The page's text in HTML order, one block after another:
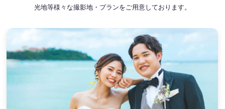
光地等様々な撮影地・プランをご用意しております。